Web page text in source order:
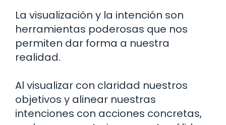
La visualización y la intención son
herramientas poderosas que nos
permiten dar forma a nuestra
realidad.
Al visualizar con claridad nuestros
objetivos y alinear nuestras
intenciones con acciones concretas,